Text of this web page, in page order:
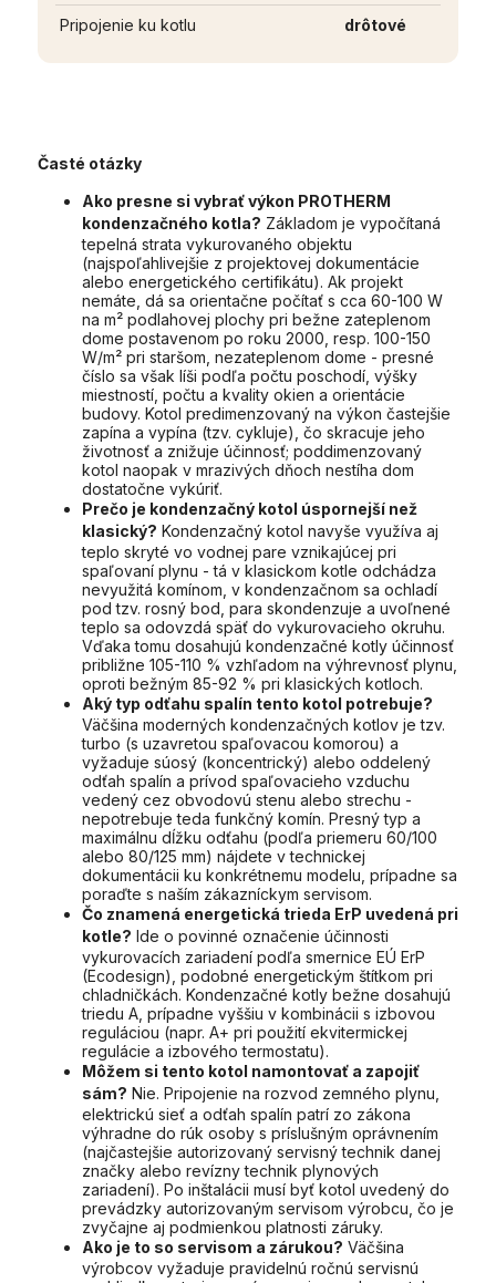
Pripojenie ku kotlu drôtové
Časté otázky
Ako presne si vybrať výkon PROTHERM
kondenzačného kotla? Základom je vypočítaná
tepelná strata vykurovaného objektu
(najspoľahlivejšie z projektovej dokumentácie
alebo energetického certifikátu). Ak projekt
nemáte, dá sa orientačne počítať s cca 60-100 W
na m² podlahovej plochy pri bežne zateplenom
dome postavenom po roku 2000, resp. 100-150
W/m² pri staršom, nezateplenom dome - presné
číslo sa však líši podľa počtu poschodí, výšky
miestností, počtu a kvality okien a orientácie
budovy. Kotol predimenzovaný na výkon častejšie
zapína a vypína (tzv. cykluje), čo skracuje jeho
životnosť a znižuje účinnosť; poddimenzovaný
kotol naopak v mrazivých dňoch nestíha dom
dostatočne vykúriť.
Prečo je kondenzačný kotol úspornejší než
klasický? Kondenzačný kotol navyše využíva aj
teplo skryté vo vodnej pare vznikajúcej pri
spaľovaní plynu - tá v klasickom kotle odchádza
nevyužitá komínom, v kondenzačnom sa ochladí
pod tzv. rosný bod, para skondenzuje a uvoľnené
teplo sa odovzdá späť do vykurovacieho okruhu.
Vďaka tomu dosahujú kondenzačné kotly účinnosť
približne 105-110 % vzhľadom na výhrevnosť plynu,
oproti bežným 85-92 % pri klasických kotloch.
Aký typ odťahu spalín tento kotol potrebuje?
Väčšina moderných kondenzačných kotlov je tzv.
turbo (s uzavretou spaľovacou komorou) a
vyžaduje súosý (koncentrický) alebo oddelený
odťah spalín a prívod spaľovacieho vzduchu
vedený cez obvodovú stenu alebo strechu -
nepotrebuje teda funkčný komín. Presný typ a
maximálnu dĺžku odťahu (podľa priemeru 60/100
alebo 80/125 mm) nájdete v technickej
dokumentácii ku konkrétnemu modelu, prípadne sa
poraďte s naším zákazníckym servisom.
Čo znamená energetická trieda ErP uvedená pri
kotle? Ide o povinné označenie účinnosti
vykurovacích zariadení podľa smernice EÚ ErP
(Ecodesign), podobné energetickým štítkom pri
chladničkách. Kondenzačné kotly bežne dosahujú
triedu A, prípadne vyššiu v kombinácii s izbovou
reguláciou (napr. A+ pri použití ekvitermickej
regulácie a izbového termostatu).
Môžem si tento kotol namontovať a zapojiť
sám? Nie. Pripojenie na rozvod zemného plynu,
elektrickú sieť a odťah spalín patrí zo zákona
výhradne do rúk osoby s príslušným oprávnením
(najčastejšie autorizovaný servisný technik danej
značky alebo revízny technik plynových
zariadení). Po inštalácii musí byť kotol uvedený do
prevádzky autorizovaným servisom výrobcu, čo je
zvyčajne aj podmienkou platnosti záruky.
Ako je to so servisom a zárukou? Väčšina
výrobcov vyžaduje pravidelnú ročnú servisnú